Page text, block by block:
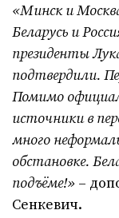
«Минск и
Беларусь и
президенты
подтвердили.
Помимо
источники в
много
обстановке.
подъёме!» –
Сенкевич.